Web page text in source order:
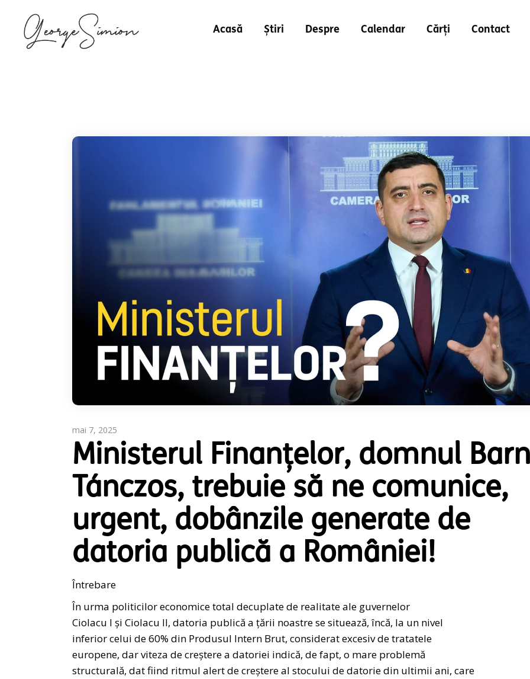
Acasă Știri Despre Calendar Cărți Contact
mai 7, 2025
Ministerul Finanțelor, domnul
Tánczos, trebuie să ne comunice,
urgent, dobânzile generate de
datoria publică a României!
Întrebare
În urma politicilor economice total decuplate de realitate ale guvernelor
Ciolacu I și Ciolacu II, datoria publică a țării noastre se situează, încă, la un nivel
inferior celui de 60% din Produsul Intern Brut, considerat excesiv de tratatele
europene, dar viteza de creștere a datoriei indică, de fapt, o mare problemă
structurală, dat fiind ritmul alert de creștere al stocului de datorie din ultimii ani, care